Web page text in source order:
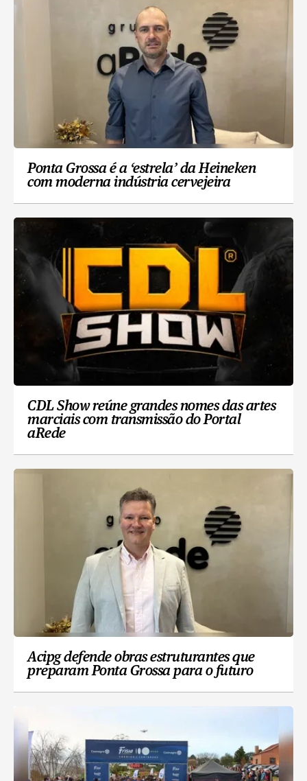
Ponta Grossa é a ‘estrela’ da Heineken
com moderna indústria cervejeira
CDL Show reúne grandes nomes das artes
marciais com transmissão do Portal
aRede
Acipg defende obras estruturantes que
preparam Ponta Grossa para o futuro